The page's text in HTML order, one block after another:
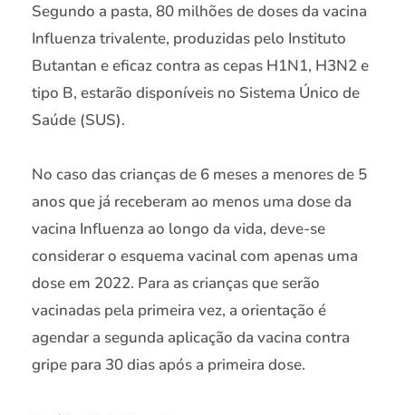
Segundo a pasta, 80 milhões de doses da vacina
Influenza trivalente, produzidas pelo Instituto
Butantan e eficaz contra as cepas H1N1, H3N2 e
tipo B, estarão disponíveis no Sistema Único de
Saúde (SUS).
No caso das crianças de 6 meses a menores de 5
anos que já receberam ao menos uma dose da
vacina Influenza ao longo da vida, deve-se
considerar o esquema vacinal com apenas uma
dose em 2022. Para as crianças que serão
vacinadas pela primeira vez, a orientação é
agendar a segunda aplicação da vacina contra
gripe para 30 dias após a primeira dose.